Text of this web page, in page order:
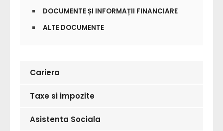
DOCUMENTE ȘI INFORMAȚII FINANCIARE
ALTE DOCUMENTE
Cariera
Taxe si impozite
Asistenta Sociala